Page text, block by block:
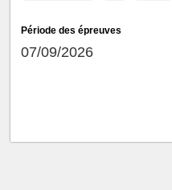
Période des épreuves
07/09/2026